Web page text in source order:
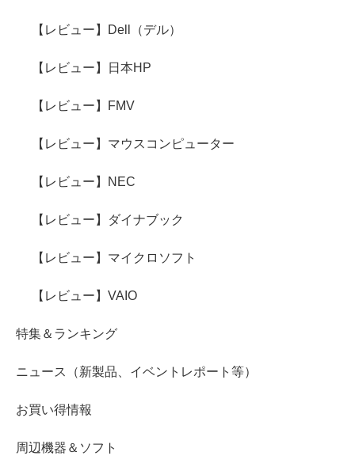
【レビュー】Dell（デル）
【レビュー】日本HP
【レビュー】FMV
【レビュー】マウスコンピューター
【レビュー】NEC
【レビュー】ダイナブック
【レビュー】マイクロソフト
【レビュー】VAIO
特集＆ランキング
ニュース（新製品、イベントレポート等）
お買い得情報
周辺機器＆ソフト